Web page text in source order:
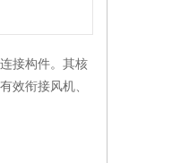
接构件。其核
效衔接风机、